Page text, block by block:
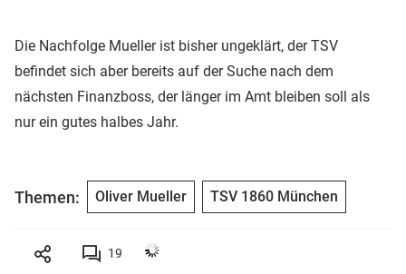
Die Nachfolge Mueller ist bisher ungeklärt, der TSV
befindet sich aber bereits auf der Suche nach dem
nächsten Finanzboss, der länger im Amt bleiben soll als
nur ein gutes halbes Jahr.
Themen: Oliver Mueller TSV 1860 München
19